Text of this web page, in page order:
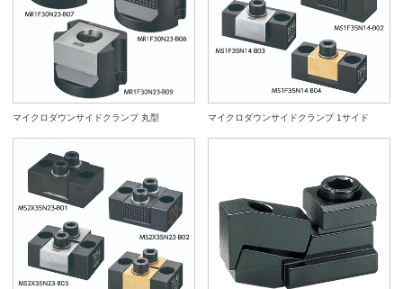
マイクロダウンサイドクランプ 丸型 マイクロダウンサイドクランプ 1サイド